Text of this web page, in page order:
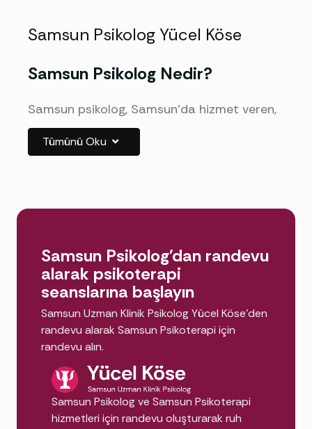
Samsun Psikolog Yücel Köse
Samsun Psikolog Nedir?
Samsun psikolog, Samsun'da hizmet veren,
psikoloji lisansı üzerine klinik psikoloji
alanında uzmanlığını tamamlamış ruh
durumları bilimsel yöntemlerle değerlendirir;
EMDRgibi kanıta dayalı yaklaşımlarla
psikoterapi süreci yürütür.
Neden Samsun'da Psikolog
Desteği Almalıyım?
Terapi yalnızca "kriz anı" için değildir; yaşam
kalitenizi kalıcı biçimde yükseltir:
Kaygı ve stresin azalması: Kaygı
Tümünü Oku
Samsun Psikolog'dan randevu
alarak psikoterapi
seanslarına başlayın
Samsun Uzman Klinik Psikolog Yücel Köse'den
randevu alarak Samsun Psikoterapi için
randevu alın.
Samsun Psikolog ve Samsun Psikoterapi
hizmetleri için randevu oluşturarak ruh